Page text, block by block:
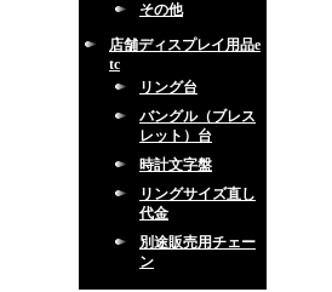
その他
店舗ディスプレイ用品e
tc
リング台
バングル（ブレス
レット）台
時計文字盤
リングサイズ直し
代金
別途販売用チェー
ン